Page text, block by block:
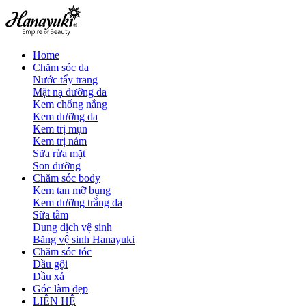
Home
Chăm sóc da
Nước tẩy trang
Mặt nạ dưỡng da
Kem chống nắng
Kem dưỡng da
Kem trị mụn
Kem trị nám
Sữa rửa mặt
Son dưỡng
Chăm sóc body
Kem tan mỡ bụng
Kem dưỡng trắng da
Sữa tắm
Dung dịch vệ sinh
Băng vệ sinh Hanayuki
Chăm sóc tóc
Dầu gội
Dầu xả
Góc làm đẹp
LIÊN HỆ